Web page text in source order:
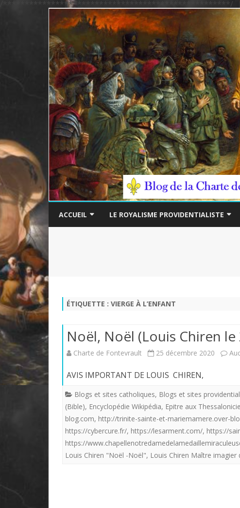
/****************************************************/
ACCUEIL LE ROYALISME PROVIDENTIALISTE
ÉTIQUETTE : VIERGE À L’ENFANT
Noël, Noël (Louis Chiren
Charte de Fontevrault 25 décembre 2020
AVIS IMPORTANT DE
Blogs et sites catholiques, Blogs et sites
(Bible), Encyclopédie Wikipédia, Epitre aux
blog.com, http://trinite-sainte-et-mariemamere.over-
https://cybercure.fr/, https://lesarment.com/, https://
https://
Louis Chiren "Noël -Noël", Louis Chiren Maître